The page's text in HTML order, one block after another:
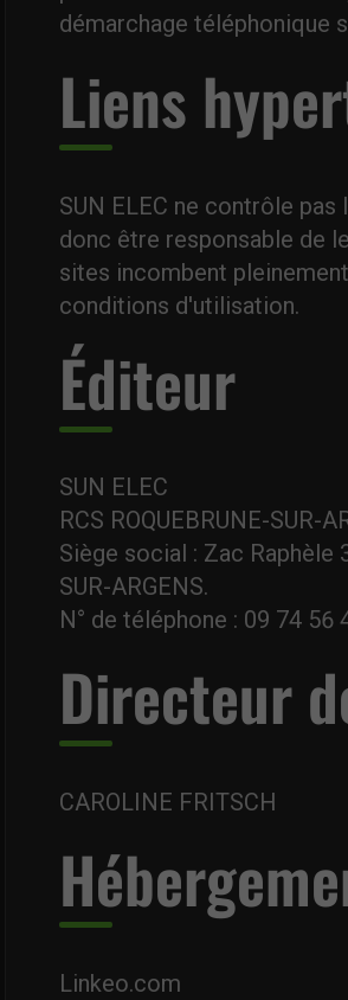
démarchage téléphonique
Liens
SUN ELEC ne contrôle
donc être responsable de
sites incombent
conditions d'utilisation.
Éditeur
SUN ELEC
RCS ROQUEBRUNE-SUR-
Siège social : Zac Raphèle
SUR-ARGENS.
N° de téléphone : 09 74 56
Directeur
CAROLINE FRITSCH
Linkeo.com